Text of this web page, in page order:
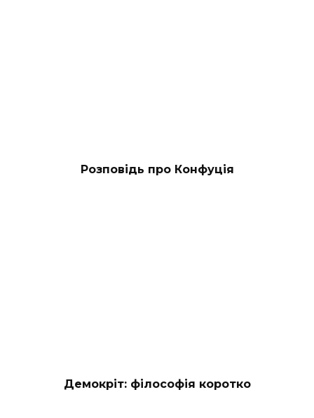
Розповідь про Конфуція
Демокріт: філософія коротко